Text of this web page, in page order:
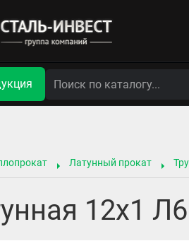
Латунный прокат
12х1